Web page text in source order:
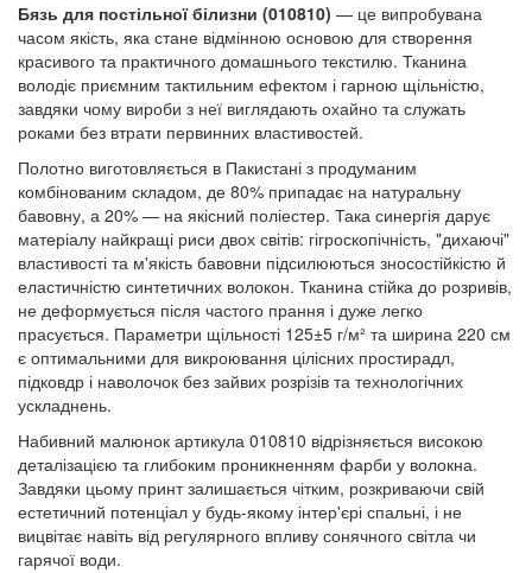
Бязь для постільної білизни (010810) — це випробувана
часом якість, яка стане відмінною основою для створення
красивого та практичного домашнього текстилю. Тканина
володіє приємним тактильним ефектом і гарною щільністю,
завдяки чому вироби з неї виглядають охайно та служать
роками без втрати первинних властивостей.
Полотно виготовляється в Пакистані з продуманим
комбінованим складом, де 80% припадає на натуральну
бавовну, а 20% — на якісний поліестер. Така синергія дарує
матеріалу найкращі риси двох світів: гігроскопічність, "дихаючі"
властивості та м'якість бавовни підсилюються зносостійкістю й
еластичністю синтетичних волокон. Тканина стійка до розривів,
не деформується після частого прання і дуже легко
прасується. Параметри щільності 125±5 г/м² та ширина 220 см
є оптимальними для викроювання цілісних простирадл,
підковдр і наволочок без зайвих розрізів та технологічних
ускладнень.
Набивний малюнок артикула 010810 відрізняється високою
деталізацією та глибоким проникненням фарби у волокна.
Завдяки цьому принт залишається чітким, розкриваючи свій
естетичний потенціал у будь-якому інтер'єрі спальні, і не
вицвітає навіть від регулярного впливу сонячного світла чи
гарячої води.